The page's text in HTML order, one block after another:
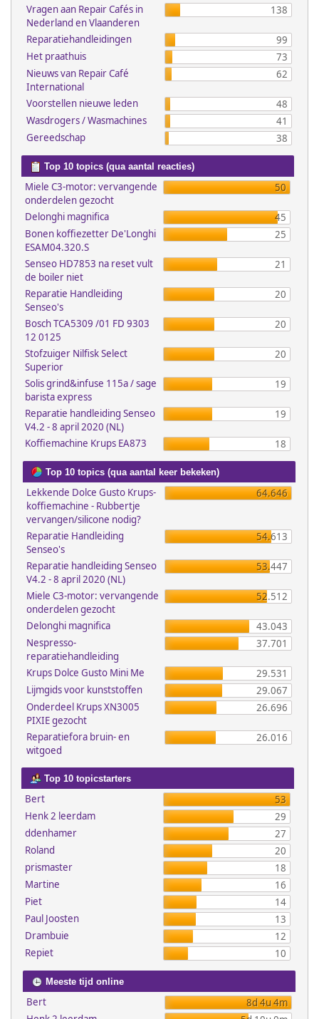
Vragen aan Repair Cafés in
Nederland en Vlaanderen
138
Reparatiehandleidingen
99
Het praathuis
73
Nieuws van Repair Café
International
62
Voorstellen nieuwe leden
48
Wasdrogers / Wasmachines
41
Gereedschap
38
Top 10 topics (qua aantal reacties)
Miele C3-motor: vervangende
onderdelen gezocht
50
Delonghi magnifica
45
Bonen koffiezetter De'Longhi
ESAM04.320.S
25
Senseo HD7853 na reset vult
de boiler niet
21
Reparatie Handleiding
Senseo's
20
Bosch TCA5309 /01 FD 9303
12 0125
20
Stofzuiger Nilfisk Select
Superior
20
Solis grind&infuse 115a / sage
barista express
19
Reparatie handleiding Senseo
V4.2 - 8 april 2020 (NL)
19
Koffiemachine Krups EA873 18
Top 10 topics (qua aantal keer bekeken)
Lekkende Dolce Gusto Krups-
koffiemachine - Rubbertje
vervangen/silicone nodig?
64.646
Reparatie Handleiding
Senseo's
54.613
Reparatie handleiding Senseo
V4.2 - 8 april 2020 (NL)
53.447
Miele C3-motor: vervangende
onderdelen gezocht
52.512
Delonghi magnifica
43.043
Nespresso-
reparatiehandleiding
37.701
Krups Dolce Gusto Mini Me
29.531
Lijmgids voor kunststoffen
29.067
Onderdeel Krups XN3005
PIXIE gezocht
26.696
Reparatiefora bruin- en
witgoed
26.016
Top 10 topicstarters
Bert
53
Henk 2 leerdam
29
ddenhamer
27
Roland
20
prismaster
18
Martine
16
Piet
14
Paul Joosten
13
Drambuie
12
Repiet
10
Meeste tijd online
Bert
8d 4u 4m